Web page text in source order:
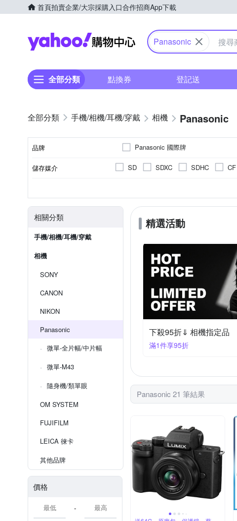
首頁拍賣企業/大宗採購入口合作招商App下載
Yahoo購物中心
Panasonic
全部分類 點換券 登記送
手機/相機/耳機/穿戴 相機 Panasonic
品牌 Panasonic 國際牌
儲存媒介 SD SDXC SDHC CF
相關分類
手機/相機/耳機/穿戴
相機
SONY
CANON
NIKON
Panasonic
微單-全片幅/中片幅
微單-M43
隨身機/類單眼
OM SYSTEM
FUJIFILM
LEICA 徠卡
其他品牌
價格
-
精選活動
下殺95折⇓ 相機指定品
滿1件享95折
Panasonic 21 筆結果